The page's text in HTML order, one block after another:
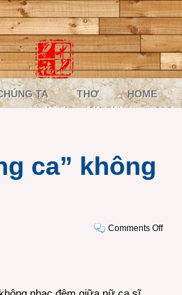
TA THƠ HOME
ca” không
Comments Offon